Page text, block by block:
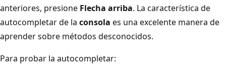
anteriores, presione Flecha arriba. La característica de
autocompletar de la consola es una excelente manera de
aprender sobre métodos desconocidos.
Para probar la autocompletar: